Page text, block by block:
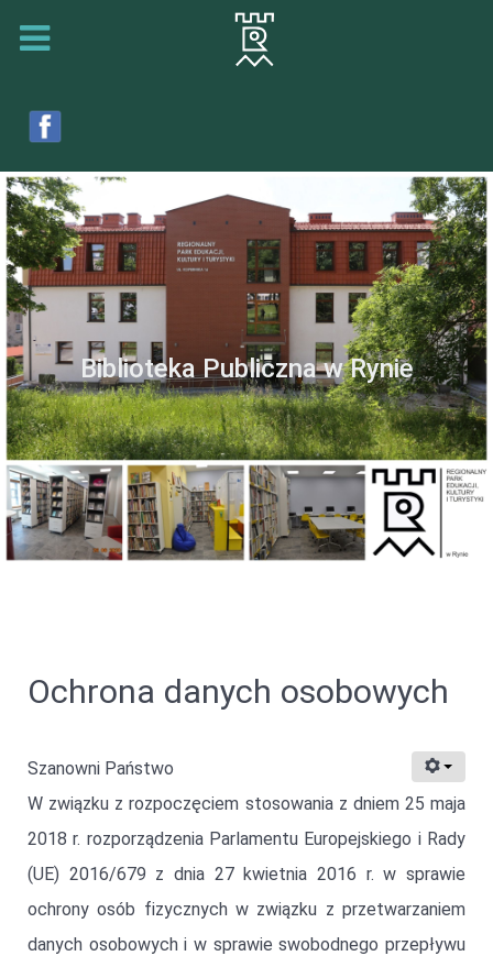
Biblioteka Publiczna w Rynie
Ochrona danych osobowych
Szanowni Państwo
W związku z rozpoczęciem stosowania z dniem 25 maja
2018 r. rozporządzenia Parlamentu Europejskiego i Rady
(UE) 2016/679 z dnia 27 kwietnia 2016 r. w sprawie
ochrony osób fizycznych w związku z przetwarzaniem
danych osobowych i w sprawie swobodnego przepływu